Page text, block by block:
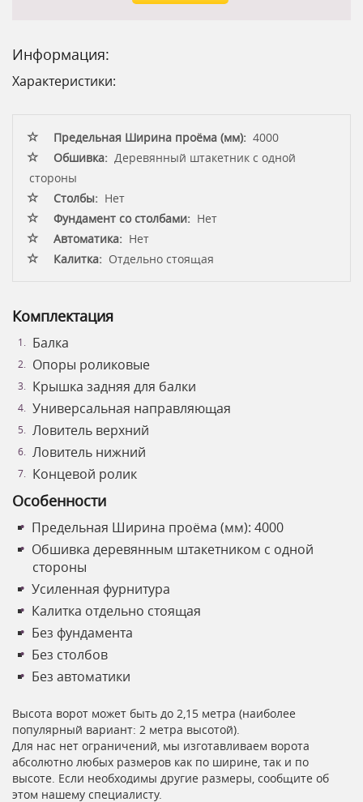
Информация:
Характеристики:
Предельная Ширина проёма (мм): 4000
Обшивка: Деревянный штакетник с одной
стороны
Столбы: Нет
Фундамент со столбами: Нет
Автоматика: Нет
Калитка: Отдельно стоящая
Комплектация
Балка
Опоры роликовые
Крышка задняя для балки
Универсальная направляющая
Ловитель верхний
Ловитель нижний
Концевой ролик
Особенности
Предельная Ширина проёма (мм): 4000
Обшивка деревянным штакетником с одной
стороны
Усиленная фурнитура
Калитка отдельно стоящая
Без фундамента
Без столбов
Без автоматики
Высота ворот может быть до 2,15 метра (наиболее
популярный вариант: 2 метра высотой).
Для нас нет ограничений, мы изготавливаем ворота
абсолютно любых размеров как по ширине, так и по
высоте. Если необходимы другие размеры, сообщите об
этом нашему специалисту.